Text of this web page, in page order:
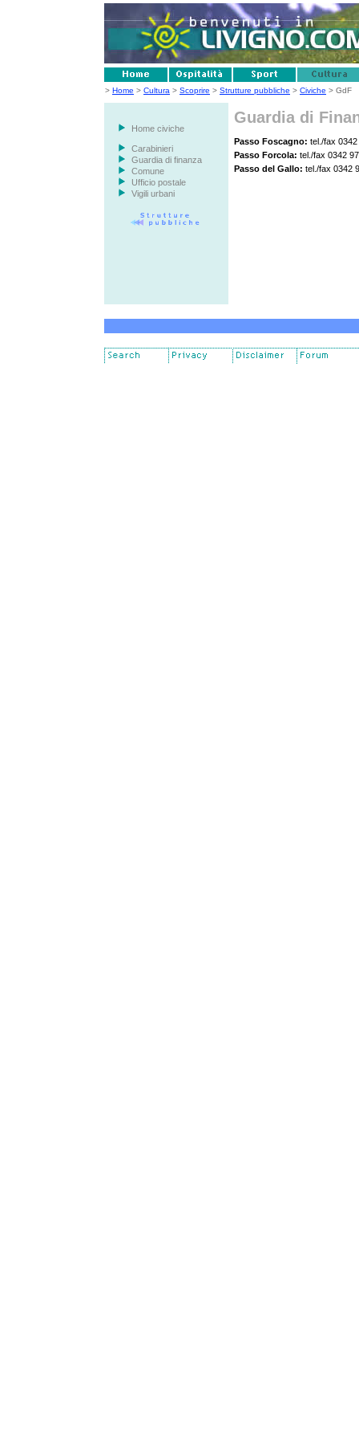
> Home > Cultura > Scoprire > Strutture pubbliche > Civiche > GdF
Home civiche
Carabinieri
Guardia di finanza
Comune
Ufficio postale
Vigili urbani
Guardia di
Passo Foscagno: tel./fax
Passo Forcola: tel./fax 0342
Passo del Gallo: tel./fax 0342